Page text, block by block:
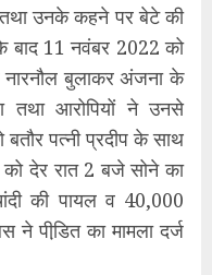
तथा उनके कहने पर बेटे की
बाद 11 नवंबर 2022 को
नारनौल बुलाकर अंजना के
तथा आरोपियों ने उनसे
पत्नी प्रदीप के साथ
देर रात 2 बजे सोने का
की पायल व 40,000
पीडि़त का मामला दर्ज